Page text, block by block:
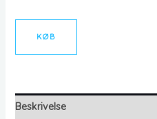
KØB
Beskrivelse